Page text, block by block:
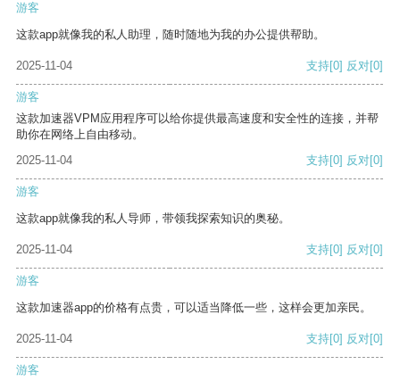
游客
这款app就像我的私人助理，随时随地为我的办公提供帮助。
2025-11-04 支持[0] 反对[0]
游客
这款加速器VPM应用程序可以给你提供最高速度和安全性的连接，并帮
助你在网络上自由移动。
2025-11-04
支持[0] 反对[0]
游客
这款app就像我的私人导师，带领我探索知识的奥秘。
2025-11-04 支持[0] 反对[0]
游客
这款加速器app的价格有点贵，可以适当降低一些，这样会更加亲民。
2025-11-04 支持[0] 反对[0]
游客